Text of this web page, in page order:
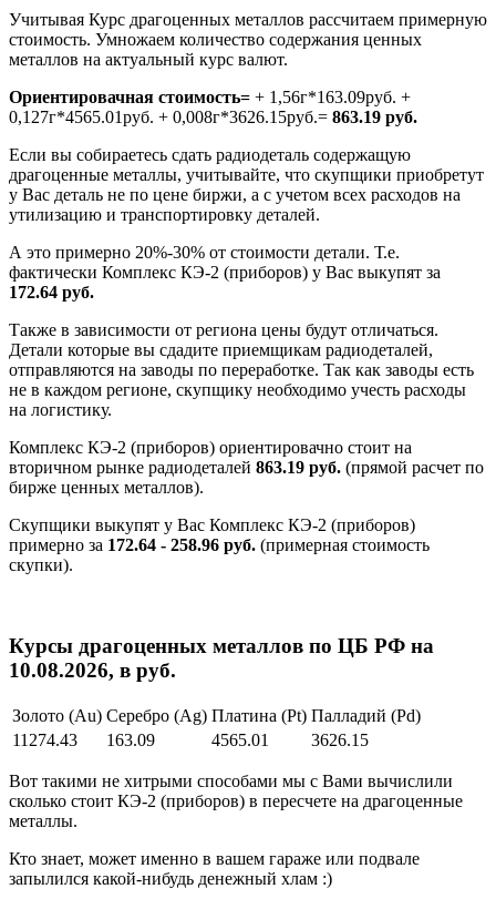
Учитывая Курс драгоценных металлов рассчитаем примерную
стоимость. Умножаем количество содержания ценных
металлов на актуальный курс валют.
Ориентировачная стоимость= + 1,56г*163.09руб. +
0,127г*4565.01руб. + 0,008г*3626.15руб.= 863.19 руб.
Если вы собираетесь сдать радиодеталь содержащую
драгоценные металлы, учитывайте, что скупщики приобретут
у Вас деталь не по цене биржи, а с учетом всех расходов на
утилизацию и транспортировку деталей.
А это примерно 20%-30% от стоимости детали. Т.е.
фактически Комплекс КЭ-2 (приборов) у Вас выкупят за
172.64 руб.
Также в зависимости от региона цены будут отличаться.
Детали которые вы сдадите приемщикам радиодеталей,
отправляются на заводы по переработке. Так как заводы есть
не в каждом регионе, скупщику необходимо учесть расходы
на логистику.
Комплекс КЭ-2 (приборов) ориентировачно стоит на
вторичном рынке радиодеталей 863.19 руб. (прямой расчет по
бирже ценных металлов).
Скупщики выкупят у Вас Комплекс КЭ-2 (приборов)
примерно за 172.64 - 258.96 руб. (примерная стоимость
скупки).
Курсы драгоценных металлов по ЦБ РФ на
10.08.2026, в руб.
Золото (Au) Серебро (Ag) Платина (Pt) Палладий (Pd)
11274.43
163.09 4565.01 3626.15
Вот такими не хитрыми способами мы с Вами вычислили
сколько стоит КЭ-2 (приборов) в пересчете на драгоценные
металлы.
Кто знает, может именно в вашем гараже или подвале
запылился какой-нибудь денежный хлам :)